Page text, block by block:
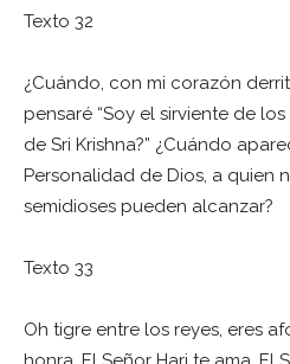
Texto 32
¿Cuándo, con mi corazón
pensaré “Soy el sirviente de
de Sri Krishna?” ¿Cuándo
Personalidad de Dios, a quien
semidioses pueden alcanzar?
Texto 33
Oh tigre entre los reyes, eres